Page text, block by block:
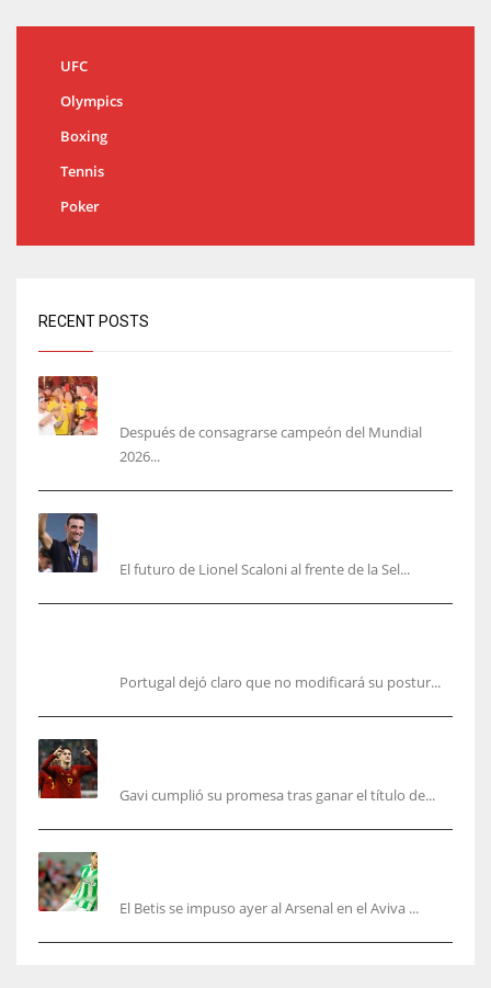
UFC
Olympics
Boxing
Tennis
Poker
RECENT POSTS
Después de consagrarse campeón del Mundial
2026...
El futuro de Lionel Scaloni al frente de la Sel...
Portugal dejó claro que no modificará su postur...
Gavi cumplió su promesa tras ganar el título de...
El Betis se impuso ayer al Arsenal en el Aviva ...